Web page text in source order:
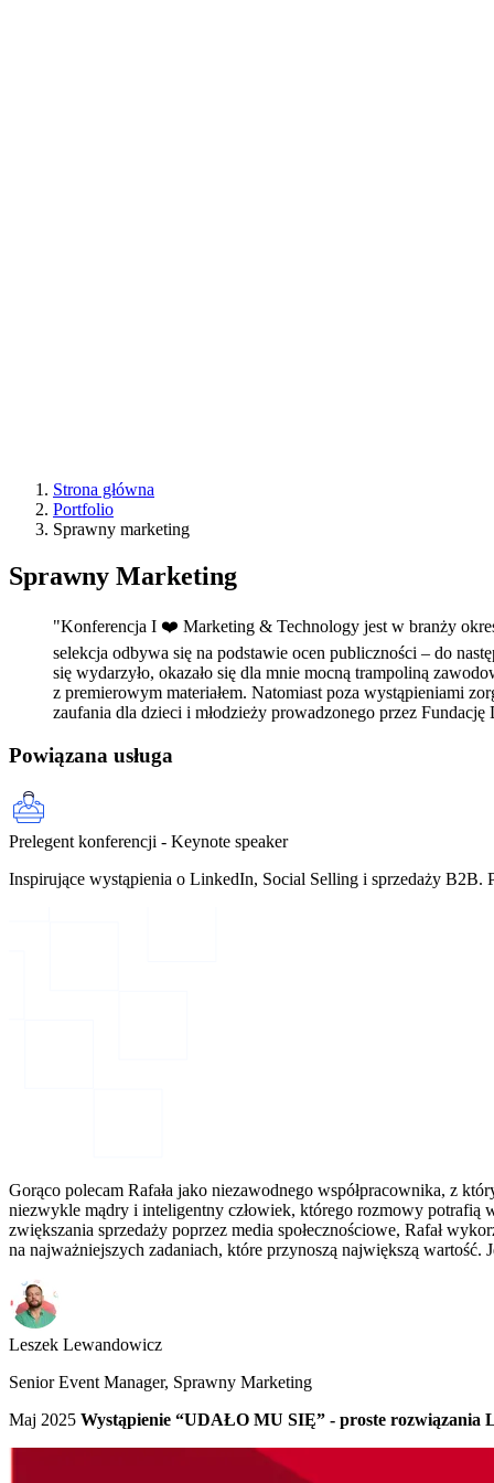
Strona główna
Portfolio
Sprawny marketing
Sprawny Marketing
"Konferencja I ❤️ Marketing & Technology jest w branży
selekcja odbywa się na podstawie ocen publiczności – do
się wydarzyło, okazało się dla mnie mocną trampoliną
z premierowym materiałem. Natomiast poza wystąpieniami
zaufania dla dzieci i młodzieży prowadzonego przez
Powiązana usługa
Prelegent konferencji - Keynote speaker
Inspirujące wystąpienia o LinkedIn, Social Selling i sprzedaży
Gorąco polecam Rafała jako niezawodnego współpracownika, z
niezwykle mądry i inteligentny człowiek, którego rozmowy potrafią
zwiększania sprzedaży poprzez media społecznościowe, Rafał
na najważniejszych zadaniach, które przynoszą największą
Leszek Lewandowicz
Senior Event Manager, Sprawny Marketing
Maj 2025 Wystąpienie “UDAŁO MU SIĘ” - proste rozwiązania